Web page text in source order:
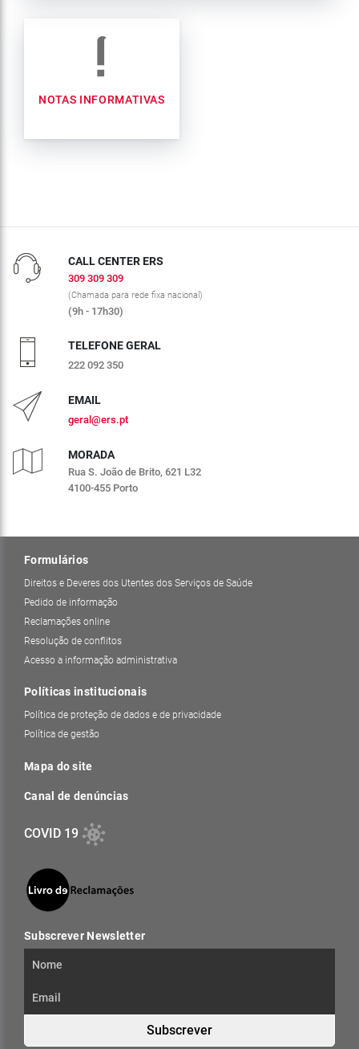
NOTAS INFORMATIVAS
CALL CENTER ERS
309 309 309
(Chamada para rede fixa nacional)
(9h - 17h30)
TELEFONE GERAL
222 092 350
EMAIL
geral@ers.pt
MORADA
Rua S. João de Brito, 621 L32
4100-455 Porto
Formulários
Direitos e Deveres dos Utentes dos Serviços de Saúde
Pedido de informação
Reclamações online
Resolução de conflitos
Acesso a informação administrativa
Políticas institucionais
Política de proteção de dados e de privacidade
Política de gestão
Mapa do site
Canal de denúncias
COVID 19
Subscrever Newsletter
Subscrever